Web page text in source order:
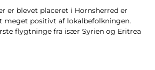
er blevet placeret i Hornsherred er
meget positivt af lokalbefolkningen.
flygtninge fra især Syrien og Eritrea